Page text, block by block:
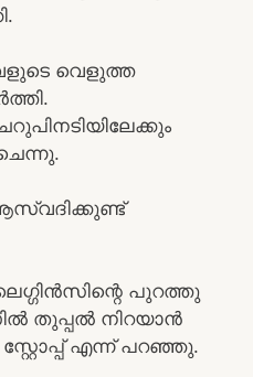
വെളുത്ത
പുറത്തു
തുപ്പൽ നിറയാൻ
എന്ന് പറഞ്ഞു.